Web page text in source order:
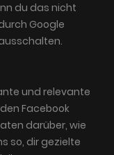
du das nicht
Google
und relevante
Facebook
darüber, wie
so, dir gezielte